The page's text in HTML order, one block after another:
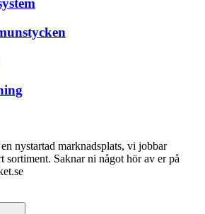
nystartad marknadsplats, vi jobbar
sortiment. Saknar ni något hör av er på